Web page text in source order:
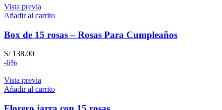
original
era:
Vista previa
Añadir al carrito
Box de 15 rosas – Rosas Para Cumpleaños
S/138.00
-6%
Vista previa
Añadir al carrito